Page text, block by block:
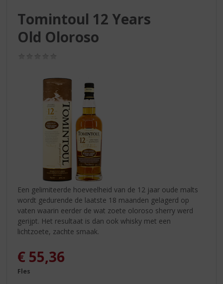
Tomintoul 12 Years
Old Oloroso
Een gelimiteerde hoeveelheid van de 12 jaar oude malts
wordt gedurende de laatste 18 maanden gelagerd op
vaten waarin eerder de wat zoete oloroso sherry werd
gerijpt. Het resultaat is dan ook whisky met een
lichtzoete, zachte smaak.
€ 55,36
Fles